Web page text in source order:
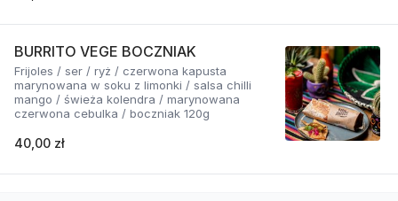
BURRITO VEGE BOCZNIAK
Frijoles / ser / ryż / czerwona kapusta
marynowana w soku z limonki / salsa chilli
mango / świeża kolendra / marynowana
czerwona cebulka / boczniak 120g
40,00 zł